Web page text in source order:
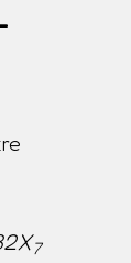
7